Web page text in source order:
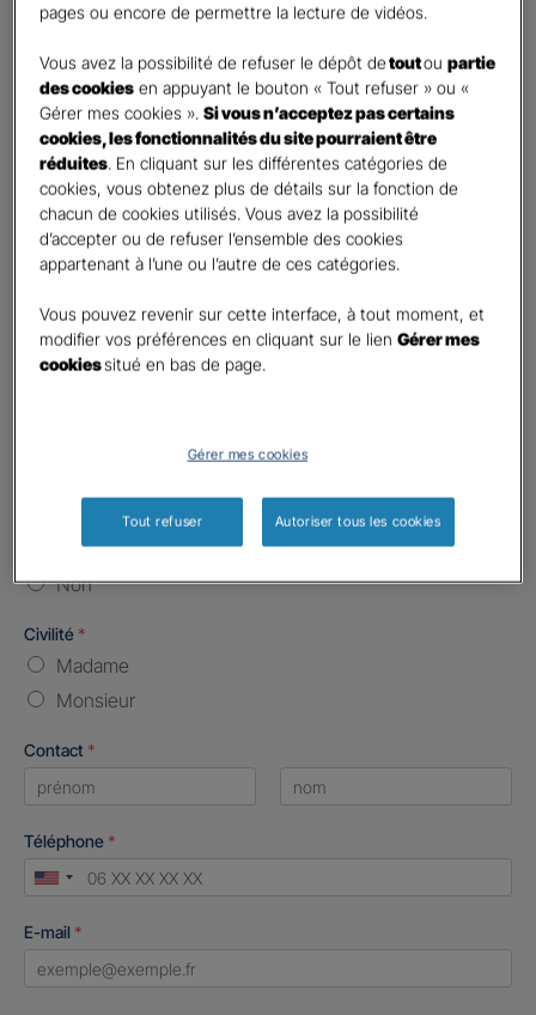
Autre besoin
Etes-vous déjà titulaire d’un contrat Retraite ? *
Oui
Non
Quel est votre statut professionnel ?*
TNS (Travailleur non salarié)
Salarié
Le saviez-vous ?
Le PER individuel est un produit d'épargne à long terme qui vous permet d'obtenir une
Vos informations :
Etes-vous déjà client Gan assurances ?*
Oui
Non
Civilité *
Madame
Monsieur
Contact *
Téléphone *
United
+1
E-mail *
pages ou encore de permettre la lecture de vidéos.
Vous avez la possibilité de refuser le dépôt detoutoupartie
des cookies en appuyant le bouton « Tout refuser » ou «
Gérer mes cookies ».Si vous n’acceptez pas certains
cookies, les fonctionnalités du site pourraient être
réduites. En cliquant sur les différentes catégories de
cookies, vous obtenez plus de détails sur la fonction de
chacun de cookies utilisés. Vous avez la possibilité
d’accepter ou de refuser l’ensemble des cookies
appartenant à l’une ou l’autre de ces catégories.
Vous pouvez revenir sur cette interface, à tout moment, et
modifier vos préférences en cliquant sur le lienGérer mes
cookiessitué en bas de page.
Gérer mes cookies
Tout refuser Autoriser tous les cookies